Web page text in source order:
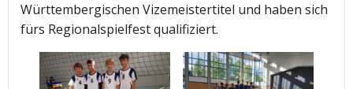
Württembergischen Vizemeistertitel und haben sich
fürs Regionalspielfest qualifiziert.